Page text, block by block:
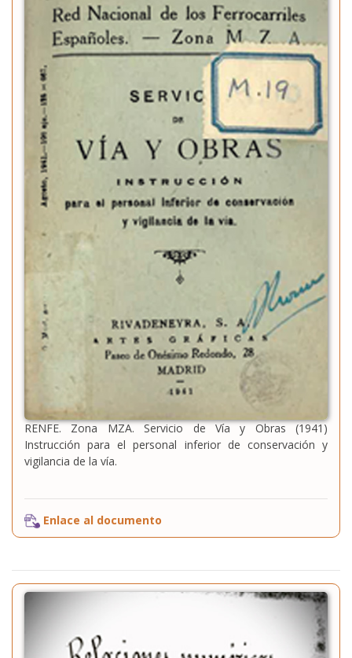
RENFE. Zona MZA. Servicio de Vía y Obras (1941)
Instrucción para el personal inferior de conservación y
vigilancia de la vía.
Enlace al documento